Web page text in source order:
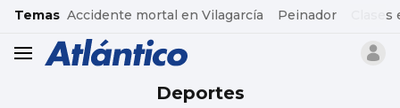
common.go-to-content
Temas Accidente mortal en Vilagarcía Peinador
header.menu.open
Deportes